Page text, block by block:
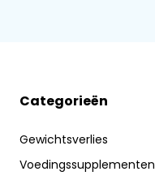
Categorieën
Gewichtsverlies
Voedingssupplementen